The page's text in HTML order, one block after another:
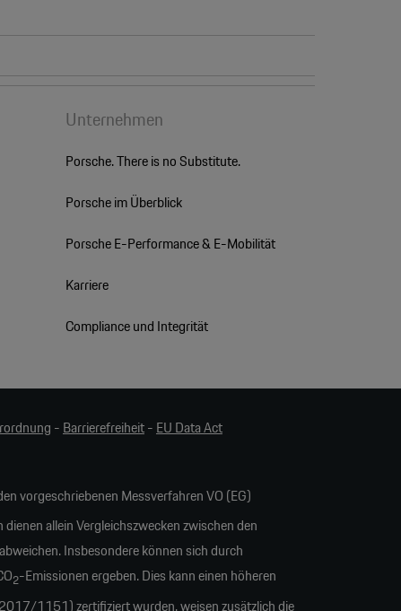
Unternehmen
Porsche. There is no Substitute.
Porsche im Überblick
Porsche E-Performance & E-Mobilität
Karriere
Compliance und Integrität
-Barrierefreiheit-EU Data Act
vorgeschriebenen Messverfahren VO (EG)
allein Vergleichszwecken zwischen den
Insbesondere können sich durch
2-Emissionen ergeben. Dies kann einen höheren
1151) zertifiziert wurden, weisen zusätzlich die